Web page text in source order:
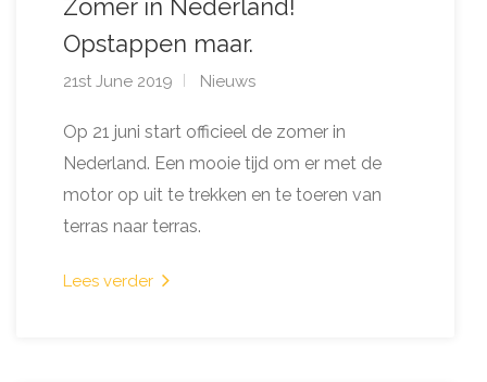
Zomer in Nederland!
Opstappen maar.
21st June 2019 Nieuws
Op 21 juni start officieel de zomer in
Nederland. Een mooie tijd om er met de
motor op uit te trekken en te toeren van
terras naar terras.
Lees verder